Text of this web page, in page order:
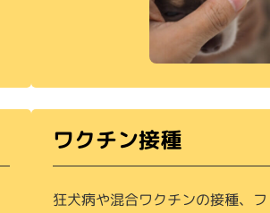
ワクチン接種
狂犬病や混合ワクチンの接種、